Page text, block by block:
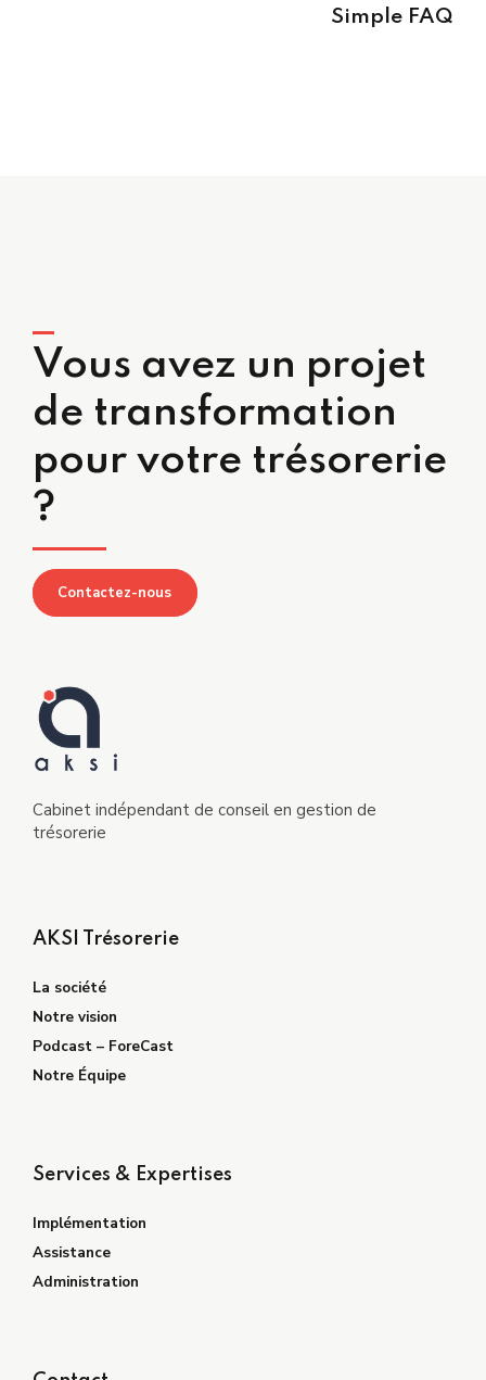
Simple FAQ
Vous avez un projet
de transformation
pour votre trésorerie
?
Contactez-nous
Cabinet indépendant de conseil en gestion de
trésorerie
AKSI Trésorerie
La société
Notre vision
Podcast – ForeCast
Notre Équipe
Services & Expertises
Implémentation
Assistance
Administration